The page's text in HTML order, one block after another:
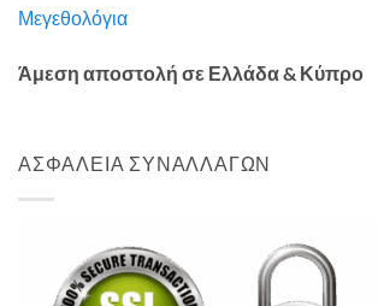
Μεγεθολόγια
Άμεση αποστολή σε Ελλάδα & Κύπρο
ΑΣΦΑΛΕΙΑ ΣΥΝΑΛΛΑΓΩΝ